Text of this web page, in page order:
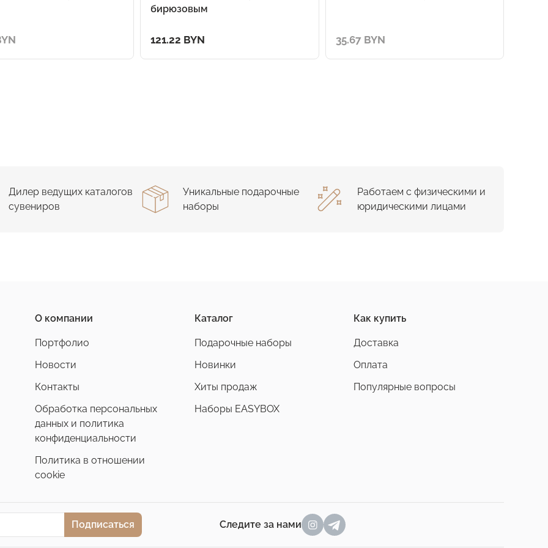
бирюзовым
121.22 BYN 35.67 BYN
Дилер ведущих каталогов
сувениров
Уникальные подарочные
наборы
Работаем с физическими и
юридическими лицами
О компании
Портфолио
Новости
Контакты
Обработка персональных
данных и политика
конфиденциальности
Политика в отношении
cookie
Каталог
Подарочные наборы
Новинки
Хиты продаж
Наборы EASYBOX
Как купить
Доставка
Оплата
Популярные вопросы
Подписаться Следите за нами